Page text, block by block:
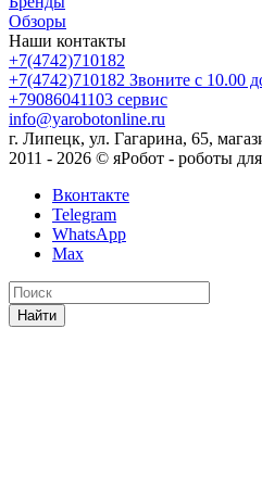
Обзоры
Наши контакты
+7(4742)710182
+7(4742)710182 Звоните с 10.00
+79086041103 сервис
info@yarobotonline.ru
г. Липецк, ул. Гагарина, 65,
2011 - 2026 © яРобот - роботы
Вконтакте
Telegram
WhatsApp
Max
Найти